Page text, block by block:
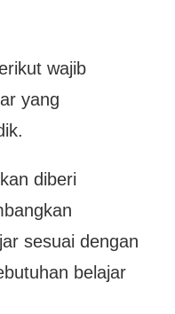
wajib
yang
diberi
sesuai dengan
belajar